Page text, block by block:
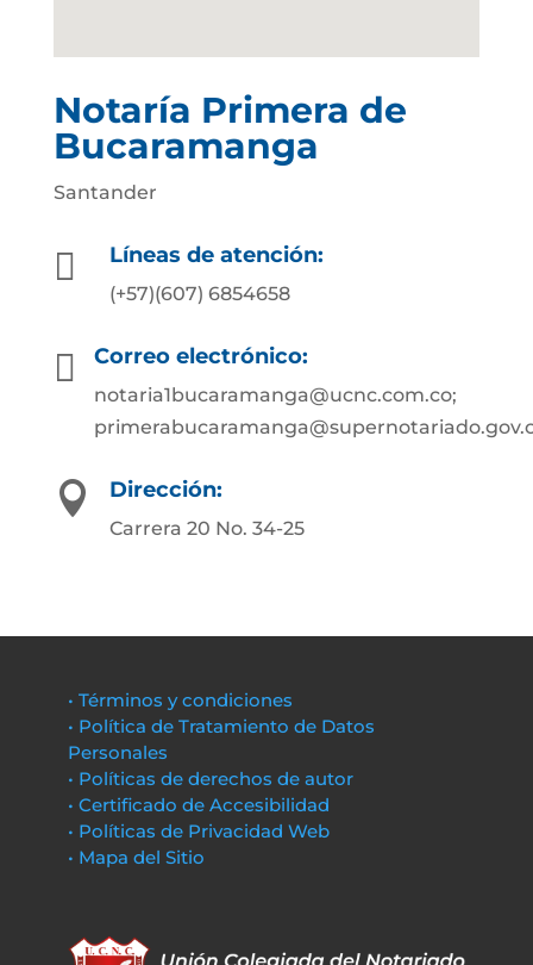
Notaría Primera de
Bucaramanga
Santander
 Líneas de atención:
(+57)(607) 6854658
 Correo electrónico:
notaria1bucaramanga@ucnc.com.co;
 Dirección:
Carrera 20 No. 34-25
• Términos y condiciones
• Política de Tratamiento de Datos
Personales
• Políticas de derechos de autor
• Certificado de Accesibilidad
• Políticas de Privacidad Web
• Mapa del Sitio